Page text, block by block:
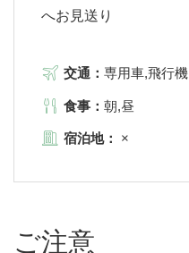
へお見送り
交通： 専用車,飛行機
食事： 朝,昼
宿泊地： ×
ご注意